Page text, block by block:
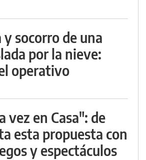
socorro de una
por la nieve:
operativo
vez en Casa": de
esta propuesta con
y espectáculos